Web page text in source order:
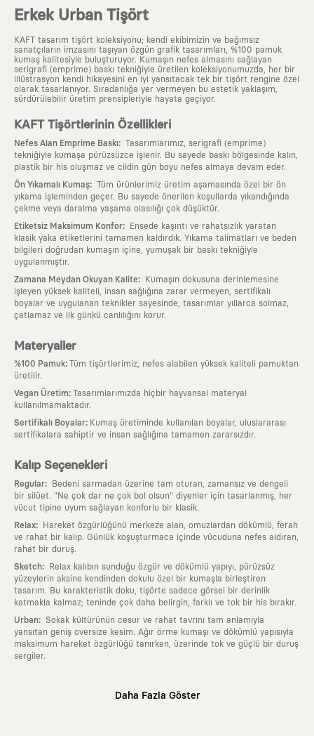
Erkek Urban Tişört
KAFT tasarım tişört koleksiyonu; kendi ekibimizin ve bağımsız
sanatçıların imzasını taşıyan özgün grafik tasarımları, %100 pamuk
kumaş kalitesiyle buluşturuyor. Kumaşın nefes almasını sağlayan
serigrafi (emprime) baskı tekniğiyle üretilen koleksiyonumuzda, her bir
illüstrasyon kendi hikayesini en iyi yansıtacak tek bir tişört rengine özel
olarak tasarlanıyor. Sıradanlığa yer vermeyen bu estetik yaklaşım,
sürdürülebilir üretim prensipleriyle hayata geçiyor.
KAFT Tişörtlerinin Özellikleri
Nefes Alan Emprime Baskı: Tasarımlarımız, serigrafi (emprime)
tekniğiyle kumaşa pürüzsüzce işlenir. Bu sayede baskı bölgesinde kalın,
plastik bir his oluşmaz ve cildin gün boyu nefes almaya devam eder.
Ön Yıkamalı Kumaş: Tüm ürünlerimiz üretim aşamasında özel bir ön
yıkama işleminden geçer. Bu sayede önerilen koşullarda yıkandığında
çekme veya daralma yaşama olasılığı çok düşüktür.
Etiketsiz Maksimum Konfor:
Ensede kaşıntı ve rahatsızlık yaratan
klasik yaka etiketlerini tamamen kaldırdık. Yıkama talimatları ve beden
bilgileri doğrudan kumaşın içine, yumuşak bir baskı tekniğiyle
uygulanmıştır.
Zamana Meydan Okuyan Kalite:
Kumaşın dokusuna derinlemesine
işleyen yüksek kaliteli, insan sağlığına zarar vermeyen, sertifikalı
boyalar ve uygulanan teknikler sayesinde, tasarımlar yıllarca solmaz,
çatlamaz ve ilk günkü canlılığını korur.
Materyaller
%100 Pamuk: Tüm tişörtlerimiz, nefes alabilen yüksek kaliteli pamuktan
üretilir.
Vegan Üretim: Tasarımlarımızda hiçbir hayvansal materyal
kullanılmamaktadır.
Sertifikalı Boyalar: Kumaş üretiminde kullanılan boyalar, uluslararası
sertifikalara sahiptir ve insan sağlığına tamamen zararsızdır.
Kalıp Seçenekleri
Regular:
Bedeni sarmadan üzerine tam oturan, zamansız ve dengeli
bir silüet. "Ne çok dar ne çok bol olsun" diyenler için tasarlanmış, her
vücut tipine uyum sağlayan konforlu bir klasik.
Relax:
Hareket özgürlüğünü merkeze alan, omuzlardan dökümlü, ferah
ve rahat bir kalıp. Günlük koşuşturmaca içinde vücuduna nefes aldıran,
rahat bir duruş.
Sketch:
Relax kalıbın sunduğu özgür ve dökümlü yapıyı, pürüzsüz
yüzeylerin aksine kendinden dokulu özel bir kumaşla birleştiren
tasarım. Bu karakteristik doku, tişörte sadece görsel bir derinlik
katmakla kalmaz; teninde çok daha belirgin, farklı ve tok bir his bırakır.
Urban: Sokak kültürünün cesur ve rahat tavrını tam anlamıyla
yansıtan geniş oversize kesim. Ağır örme kumaşı ve dökümlü yapısıyla
maksimum hareket özgürlüğü tanırken, üzerinde tok ve güçlü bir duruş
sergiler.
Daha Fazla Göster